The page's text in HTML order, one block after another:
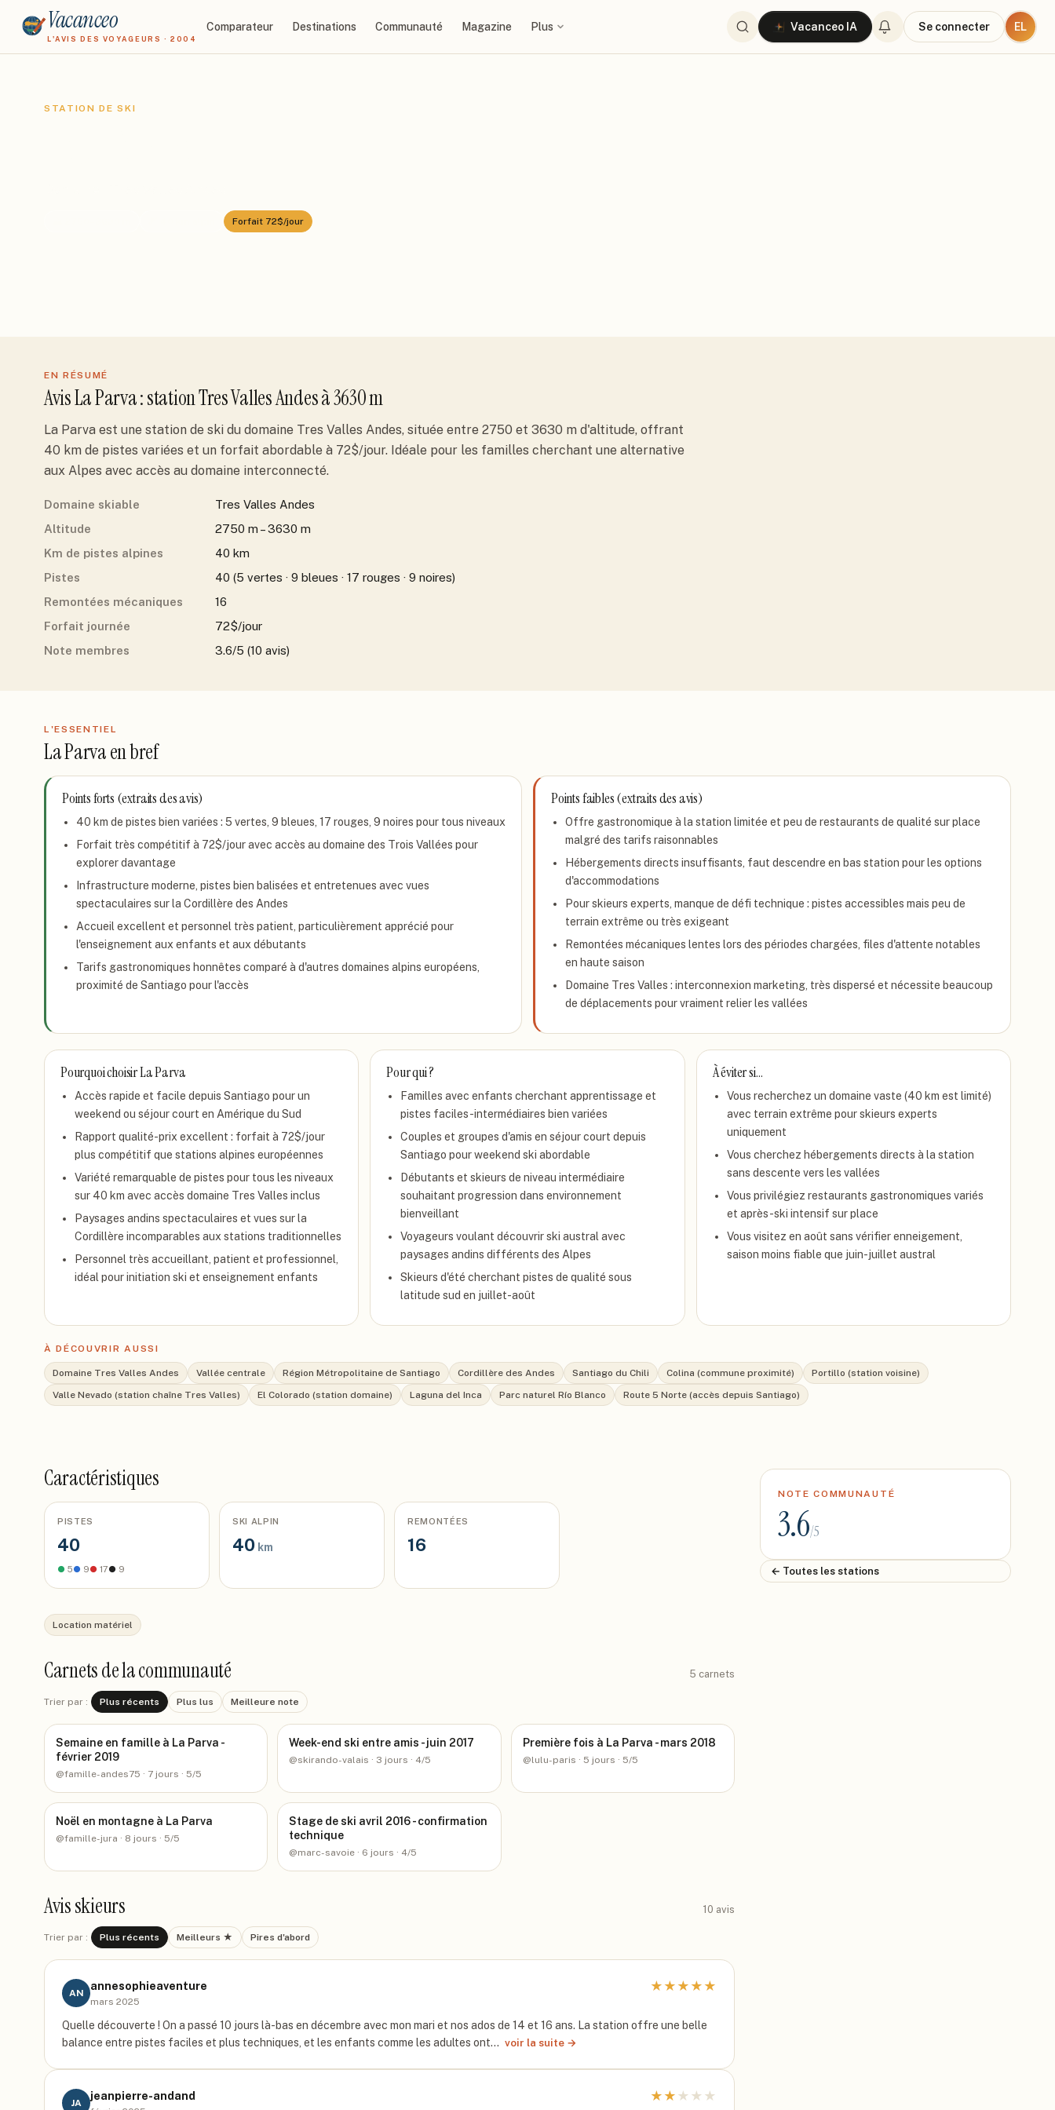
Vacanceo
L'AVIS DES VOYAGEURS · 2004
Comparateur Destinations Communauté Magazine Plus Vacanceo IA Se connecter EL
STATION DE SKI
Forfait 72$/jour
EN RÉSUMÉ
AvisLa Parva: stationTres Valles Andesà 3630 m
La Parva est une station de ski du domaine Tres Valles Andes, située entre 2750 et 3630 m d'altitude, offrant
40 km de pistes variées et un forfait abordable à 72$/jour. Idéale pour les familles cherchant une alternative
aux Alpes avec accès au domaine interconnecté.
Domaine skiable
Tres Valles Andes
Altitude
2750 m – 3630 m
Km de pistes alpines
40 km
Pistes
40 (5 vertes · 9 bleues · 17 rouges · 9 noires)
Remontées mécaniques
16
Forfait journée
72$/jour
Note membres
3.6/5 (10 avis)
L'ESSENTIEL
La Parvaen bref
Points forts (extraits des avis)
40 km de pistes bien variées : 5 vertes, 9 bleues, 17 rouges, 9 noires pour tous niveaux
Forfait très compétitif à 72$/jour avec accès au domaine des Trois Vallées pour
explorer davantage
Infrastructure moderne, pistes bien balisées et entretenues avec vues
spectaculaires sur la Cordillère des Andes
Accueil excellent et personnel très patient, particulièrement apprécié pour
l'enseignement aux enfants et aux débutants
Tarifs gastronomiques honnêtes comparé à d'autres domaines alpins européens,
proximité de Santiago pour l'accès
Points faibles (extraits des avis)
Offre gastronomique à la station limitée et peu de restaurants de qualité sur place
malgré des tarifs raisonnables
Hébergements directs insuffisants, faut descendre en bas station pour les options
d'accommodations
Pour skieurs experts, manque de défi technique : pistes accessibles mais peu de
terrain extrême ou très exigeant
Remontées mécaniques lentes lors des périodes chargées, files d'attente notables
en haute saison
Domaine Tres Valles : interconnexion marketing, très dispersé et nécessite beaucoup
de déplacements pour vraiment relier les vallées
Pourquoi choisirLa Parva
Accès rapide et facile depuis Santiago pour un
weekend ou séjour court en Amérique du Sud
Rapport qualité-prix excellent : forfait à 72$/jour
plus compétitif que stations alpines européennes
Variété remarquable de pistes pour tous les niveaux
sur 40 km avec accès domaine Tres Valles inclus
Paysages andins spectaculaires et vues sur la
Cordillère incomparables aux stations traditionnelles
Personnel très accueillant, patient et professionnel,
idéal pour initiation ski et enseignement enfants
Pour qui ?
Familles avec enfants cherchant apprentissage et
pistes faciles-intermédiaires bien variées
Couples et groupes d'amis en séjour court depuis
Santiago pour weekend ski abordable
Débutants et skieurs de niveau intermédiaire
souhaitant progression dans environnement
bienveillant
Voyageurs voulant découvrir ski austral avec
paysages andins différents des Alpes
Skieurs d'été cherchant pistes de qualité sous
latitude sud en juillet-août
À éviter si…
Vous recherchez un domaine vaste (40 km est limité)
avec terrain extrême pour skieurs experts
uniquement
Vous cherchez hébergements directs à la station
sans descente vers les vallées
Vous privilégiez restaurants gastronomiques variés
et après-ski intensif sur place
Vous visitez en août sans vérifier enneigement,
saison moins fiable que juin-juillet austral
À DÉCOUVRIR AUSSI
Domaine Tres Valles Andes Vallée centrale Région Métropolitaine de Santiago Cordillère des Andes Santiago du Chili Colina (commune proximité)
Portillo (station voisine)
Valle Nevado (station chaîne Tres Valles)
El Colorado (station domaine) Laguna del Inca Parc naturel Río Blanco Route 5 Norte (accès depuis Santiago)
Caractéristiques
PISTES
40
● 5● 9● 17● 9
SKI ALPIN
40 km
REMONTÉES
16
Location matériel
Carnets de la communauté 5 carnets
Trier par : Plus récents Plus lus Meilleure note
Semaine en famille à La Parva -
février 2019
@famille-andes75 · 7 jours · 5/5
Week-end ski entre amis - juin 2017
@skirando-valais · 3 jours · 4/5
Première fois à La Parva - mars 2018
@lulu-paris · 5 jours · 5/5
Noël en montagne à La Parva
@famille-jura · 8 jours · 5/5
Stage de ski avril 2016 - confirmation
technique
@marc-savoie · 6 jours · 4/5
Avis skieurs 10 avis
Trier par : Plus récents Meilleurs ★ Pires d'abord
AN
annesophieaventure
mars 2025
★ ★ ★ ★ ★
Quelle découverte ! On a passé 10 jours là-bas en décembre avec mon mari et nos ados de 14 et 16 ans. La station offre une belle
balance entre pistes faciles et plus techniques, et les enfants comme les adultes ont… voir la suite →
JA
jeanpierre-andand ★ ★ ★ ★ ★
NOTE COMMUNAUTÉ
3.6/5
← Toutes les stations